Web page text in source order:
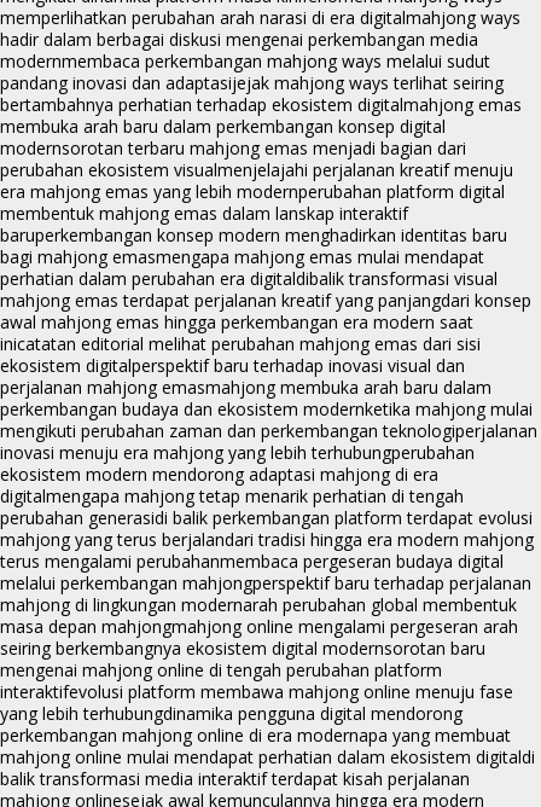
memperlihatkan perubahan arah narasi di era digitalmahjong ways
hadir dalam berbagai diskusi mengenai perkembangan media
modernmembaca perkembangan mahjong ways melalui sudut
pandang inovasi dan adaptasijejak mahjong ways terlihat seiring
bertambahnya perhatian terhadap ekosistem digitalmahjong emas
membuka arah baru dalam perkembangan konsep digital
modernsorotan terbaru mahjong emas menjadi bagian dari
perubahan ekosistem visualmenjelajahi perjalanan kreatif menuju
era mahjong emas yang lebih modernperubahan platform digital
membentuk mahjong emas dalam lanskap interaktif
baruperkembangan konsep modern menghadirkan identitas baru
bagi mahjong emasmengapa mahjong emas mulai mendapat
perhatian dalam perubahan era digitaldibalik transformasi visual
mahjong emas terdapat perjalanan kreatif yang panjangdari konsep
awal mahjong emas hingga perkembangan era modern saat
inicatatan editorial melihat perubahan mahjong emas dari sisi
ekosistem digitalperspektif baru terhadap inovasi visual dan
perjalanan mahjong emasmahjong membuka arah baru dalam
perkembangan budaya dan ekosistem modernketika mahjong mulai
mengikuti perubahan zaman dan perkembangan teknologiperjalanan
inovasi menuju era mahjong yang lebih terhubungperubahan
ekosistem modern mendorong adaptasi mahjong di era
digitalmengapa mahjong tetap menarik perhatian di tengah
perubahan generasidi balik perkembangan platform terdapat evolusi
mahjong yang terus berjalandari tradisi hingga era modern mahjong
terus mengalami perubahanmembaca pergeseran budaya digital
melalui perkembangan mahjongperspektif baru terhadap perjalanan
mahjong di lingkungan modernarah perubahan global membentuk
masa depan mahjongmahjong online mengalami pergeseran arah
seiring berkembangnya ekosistem digital modernsorotan baru
mengenai mahjong online di tengah perubahan platform
interaktifevolusi platform membawa mahjong online menuju fase
yang lebih terhubungdinamika pengguna digital mendorong
perkembangan mahjong online di era modernapa yang membuat
mahjong online mulai mendapat perhatian dalam ekosistem digitaldi
balik transformasi media interaktif terdapat kisah perjalanan
mahjong onlinesejak awal kemunculannya hingga era modern